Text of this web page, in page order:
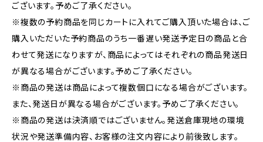
ございます。予めご了承ください。
※複数の予約商品を同じカートに入れてご購入頂いた場合は、ご
購入いただいた予約商品のうち一番遅い発送予定日の商品と合
わせて発送になりますが、商品によってはそれぞれの商品発送日
が異なる場合がございます。予めご了承ください。
※商品の発送は商品によって複数個口になる場合がございます。
また、発送日が異なる場合がございます。予めご了承ください。
※商品の発送は決済順ではございません。発送倉庫現地の環境
状況や発送準備内容、お客様の注文内容により前後致します。